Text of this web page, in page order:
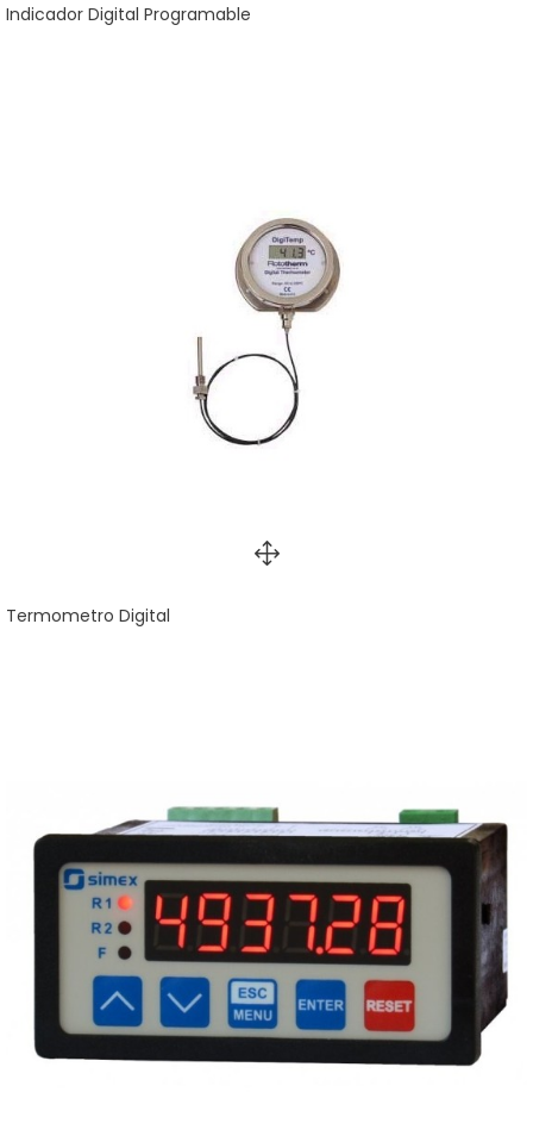
Indicador Digital Programable
Termometro Digital